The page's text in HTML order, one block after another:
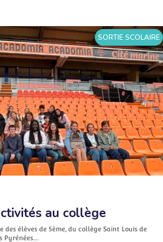
SORTIE SCOLAIRE
au collège
des élèves de 5ème, du collège Saint Louis de
Pyrénées.…